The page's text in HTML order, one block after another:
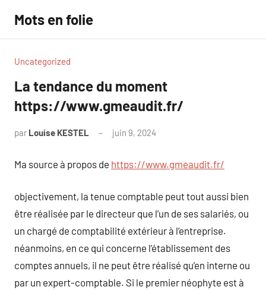
contenu
Mots en folie
Uncategorized
La tendance du moment
https://www.gmeaudit.fr/
par Louise KESTEL juin 9, 2024
Ma source à propos de https://www.gmeaudit.fr/
objectivement, la tenue comptable peut tout aussi bien
être réalisée par le directeur que l’un de ses salariés, ou
un chargé de comptabilité extérieur à l’entreprise.
néanmoins, en ce qui concerne l’établissement des
comptes annuels, il ne peut être réalisé qu’en interne ou
par un expert-comptable. Si le premier néophyte est à